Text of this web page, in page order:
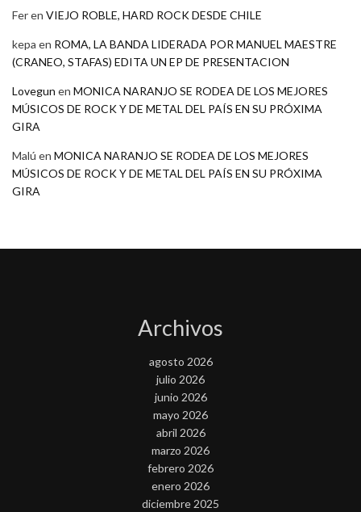
Feren VIEJO ROBLE, HARD ROCK DESDE CHILE
kepa en ROMA, LA BANDA LIDERADA POR MANUEL MAESTRE
(CRANEO, STAFAS) EDITA UN EP DE PRESENTACION
Lovegun en MONICA NARANJO SE RODEA DE LOS MEJORES
MÚSICOS DE ROCK Y DE METAL DEL PAÍS EN SU PRÓXIMA
GIRA
Malú en MONICA NARANJO SE RODEA DE LOS MEJORES
MÚSICOS DE ROCK Y DE METAL DEL PAÍS EN SU PRÓXIMA
GIRA
Archivos
agosto 2026
julio 2026
junio 2026
mayo 2026
abril 2026
marzo 2026
febrero 2026
enero 2026
diciembre 2025